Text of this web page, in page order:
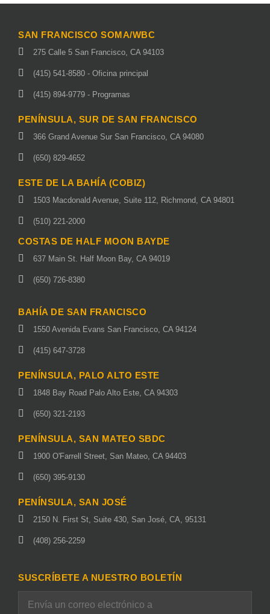
SAN FRANCISCO SOMA/WBC
275 Calle 5 San Francisco, CA 94103
(415) 541-8580 - Oficina principal
(415) 894-9779 - Programas
PENÍNSULA, SUR DE SAN FRANCISCO
366 Grand Avenue Sur San Francisco, CA 94080
(650) 829-4652
ESTE DE LA BAHÍA (COBIZ)
1503 Macdonald Avenue, Suite 112, Richmond, CA 94801
(510) 221-2000
COSTAS DE HALF MOON BAYDE
637 Main St. Half Moon Bay, CA 94019
(650) 726-8380
BAHÍA DE SAN FRANCISCO
1550 Avenida Evans San Francisco, CA 94124
(415) 647-3728
PENÍNSULA, PALO ALTO ESTE
1848 Bay Road Palo Alto Este, CA 94303
(650) 321-2193
PENÍNSULA, SAN MATEO SBDC
1900 O'Farrell Street, San Mateo, CA 94403
(650) 395-9130
PENÍNSULA, SAN JOSÉ
2150 N. First St, Suite 430, San José, CA, 95131
(408) 256-2259
SUSCRÍBETE A NUESTRO BOLETÍN